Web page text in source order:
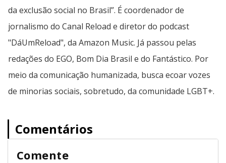
da exclusão social no Brasil”. É coordenador de
jornalismo do Canal Reload e diretor do podcast
"DáUmReload", da Amazon Music. Já passou pelas
redações do EGO, Bom Dia Brasil e do Fantástico. Por
meio da comunicação humanizada, busca ecoar vozes
de minorias sociais, sobretudo, da comunidade LGBT+.
Comentários
Comente